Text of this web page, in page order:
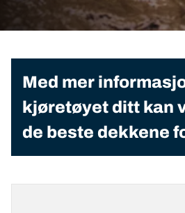
Med mer
kjøretøyet ditt kan
de beste dekkene